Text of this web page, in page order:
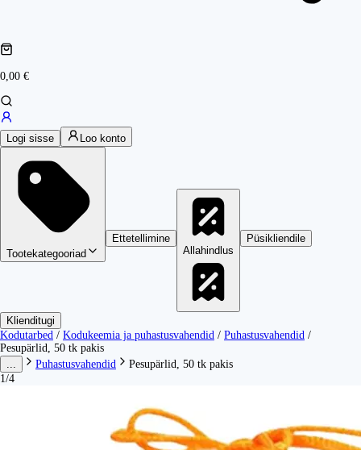
0,00 €
Logi sisse Loo konto
Tootekategooriad
Ettetellimine
Allahindlus
Püsikliendile
Klienditugi
Kodutarbed / Kodukeemia ja puhastusvahendid / Puhastusvahendid /
Pesupärlid, 50 tk pakis
Puhastusvahendid
Pesupärlid, 50 tk pakis
1/4